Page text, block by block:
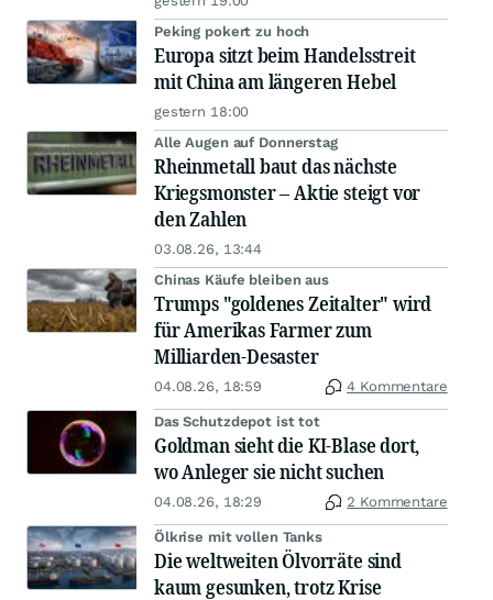
Peking pokert zu hoch
Europa sitzt beim Handelsstreit
mit China am längeren Hebel
gestern 18:00
Alle Augen auf Donnerstag
Rheinmetall baut das nächste
Kriegsmonster – Aktie steigt vor
den Zahlen
03.08.26, 13:44
Chinas Käufe bleiben aus
Trumps "goldenes Zeitalter" wird
für Amerikas Farmer zum
Milliarden-Desaster
04.08.26, 18:59 4 Kommentare
Das Schutzdepot ist tot
Goldman sieht die KI-Blase dort,
wo Anleger sie nicht suchen
04.08.26, 18:29 2 Kommentare
Ölkrise mit vollen Tanks
Die weltweiten Ölvorräte sind
kaum gesunken, trotz Krise